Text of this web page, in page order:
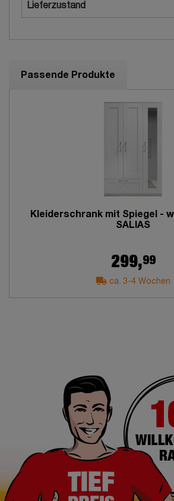
Lieferzustand
Passende Produkte
Kleiderschrank mit Spiegel -
SALIAS
299,99
ca. 3-4 Wochen